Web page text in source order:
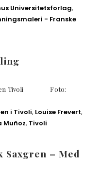
Universitetsforlag,
- Franske
Tivoli Foto:
i Tivoli, Louise Frevert,
Muñoz, Tivoli
Saxgren – Med